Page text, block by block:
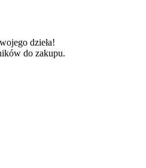
dzieła!
do zakupu.